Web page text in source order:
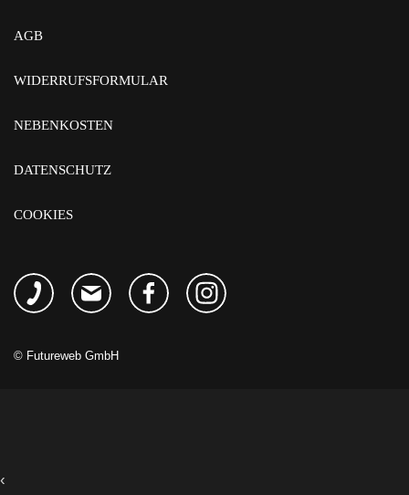
AGB
WIDERRUFSFORMULAR
NEBENKOSTEN
DATENSCHUTZ
COOKIES
© Futureweb GmbH
‹